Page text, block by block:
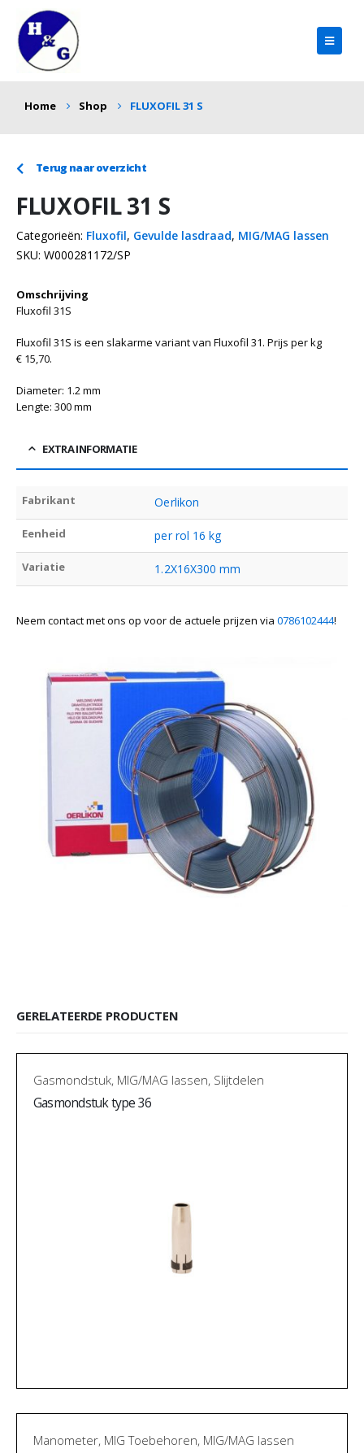
Home Shop FLUXOFIL 31 S
Terug naar overzicht
FLUXOFIL 31 S
SKU: W000281172/SP
Categorieën: Fluxofil, Gevulde lasdraad, MIG/MAG lassen
Omschrijving
Fluxofil 31S
Fluxofil 31S is een slakarme variant van Fluxofil 31. Prijs per kg
€ 15,70.
Diameter: 1.2 mm
Lengte: 300 mm
EXTRA INFORMATIE
Fabrikant Oerlikon
Eenheid per rol 16 kg
Variatie 1.2X16X300 mm
Neem contact met ons op voor de actuele prijzen via 0786102444!
GERELATEERDE PRODUCTEN
Gasmondstuk, MIG/MAG lassen, Slijtdelen
Gasmondstuk type 36
Manometer, MIG Toebehoren, MIG/MAG lassen